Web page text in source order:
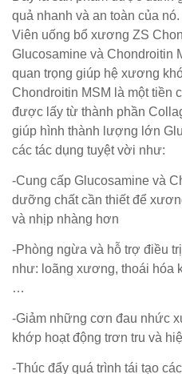
quả nhanh và an toàn của
Viên uống bổ xương ZS
Glucosamine và Chondroitin
quan trọng giúp hệ xương
Chondroitin MSM là một tiền
được lấy từ thành phần
giúp hình thành lượng lớn
các tác dụng tuyệt vời như:
-Cung cấp Glucosamine và
dưỡng chất cần thiết để
và nhịp nhàng hơn
-Phòng ngừa và hỗ trợ điều
như: loãng xương, thoái hóa
…
-Giảm những cơn đau nhức
khớp hoạt động trơn tru và
-Thúc đẩy quá trình tái tạo